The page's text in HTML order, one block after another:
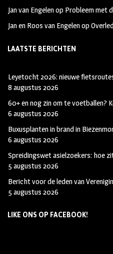
Jan van Engelenop Probleem met
Jan en Roos van Engelenop
LAATSTE BERICHTEN
Leyetocht 2026: nieuwe
8 augustus 2026
60+ en nog zin om te voetballen?
6 augustus 2026
Buxusplanten in brand in
6 augustus 2026
Spreidingswet asielzoekers: hoe
5 augustus 2026
Bericht voor de leden van
5 augustus 2026
LIKE ONS OP FACEBOOK!